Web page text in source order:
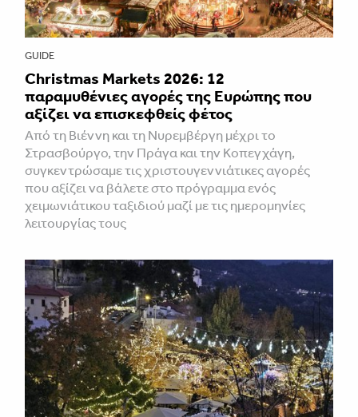
GUIDE
Christmas Markets 2026: 12
παραμυθένιες αγορές της Ευρώπης που
αξίζει να επισκεφθείς φέτος
Από τη Βιέννη και τη Νυρεμβέργη μέχρι το
Στρασβούργο, την Πράγα και την Κοπεγχάγη,
συγκεντρώσαμε τις χριστουγεννιάτικες αγορές
που αξίζει να βάλετε στο πρόγραμμα ενός
χειμωνιάτικου ταξιδιού μαζί με τις ημερομηνίες
λειτουργίας τους